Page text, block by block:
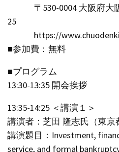
〒530-0004 大阪府大阪
25
https://www.chuodenki-
■参加費：無料
■プログラム
13:30-13:35 開会挨拶
13:35-14:25 ＜講演１＞
講演者：芝田 隆志氏（東京
講演題目：Investment,
service, and formal